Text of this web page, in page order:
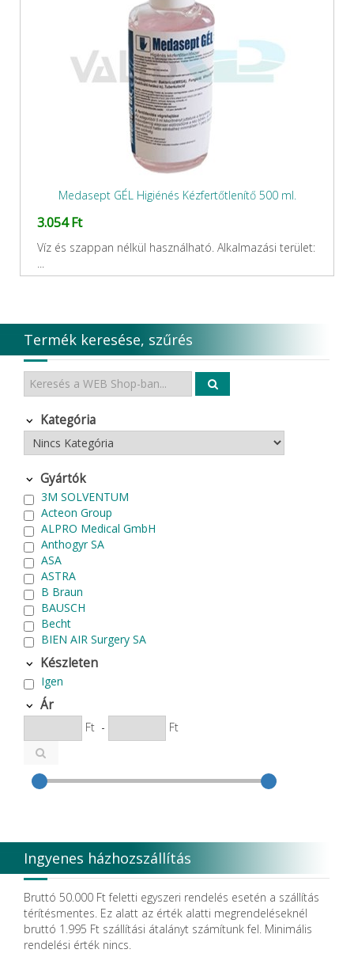
Medasept GÉL Higiénés Kézfertőtlenítő 500 ml.
3.054 Ft
Víz és szappan nélkül használható. Alkalmazási terület:
...
Termék keresése, szűrés
Kategória
Gyártók
3M SOLVENTUM
Acteon Group
ALPRO Medical GmbH
Anthogyr SA
ASA
ASTRA
B Braun
BAUSCH
Becht
BIEN AIR Surgery SA
Bode Chemie
Cardex
Carlo de Giorgi srl
CATTANI SpA
CAVEX
Cefla S.C.
CEMM Dental High Tech Ltd.
Coxo Medical Instrument Co. Ltd.
Degradable Solutions AG
DELTA RT.
Dendia GmbH
DenMat Holdings, LLC
Dental Film srl.
Dental Pacific
Dentis
Készleten
Igen
Ár
Ft - Ft
Ingyenes házhozszállítás
Bruttó 50.000 Ft feletti egyszeri rendelés esetén a szállítás
térítésmentes. Ez alatt az érték alatti megrendeléseknél
bruttó 1.995 Ft szállítási átalányt számítunk fel. Minimális
rendelési érték nincs.